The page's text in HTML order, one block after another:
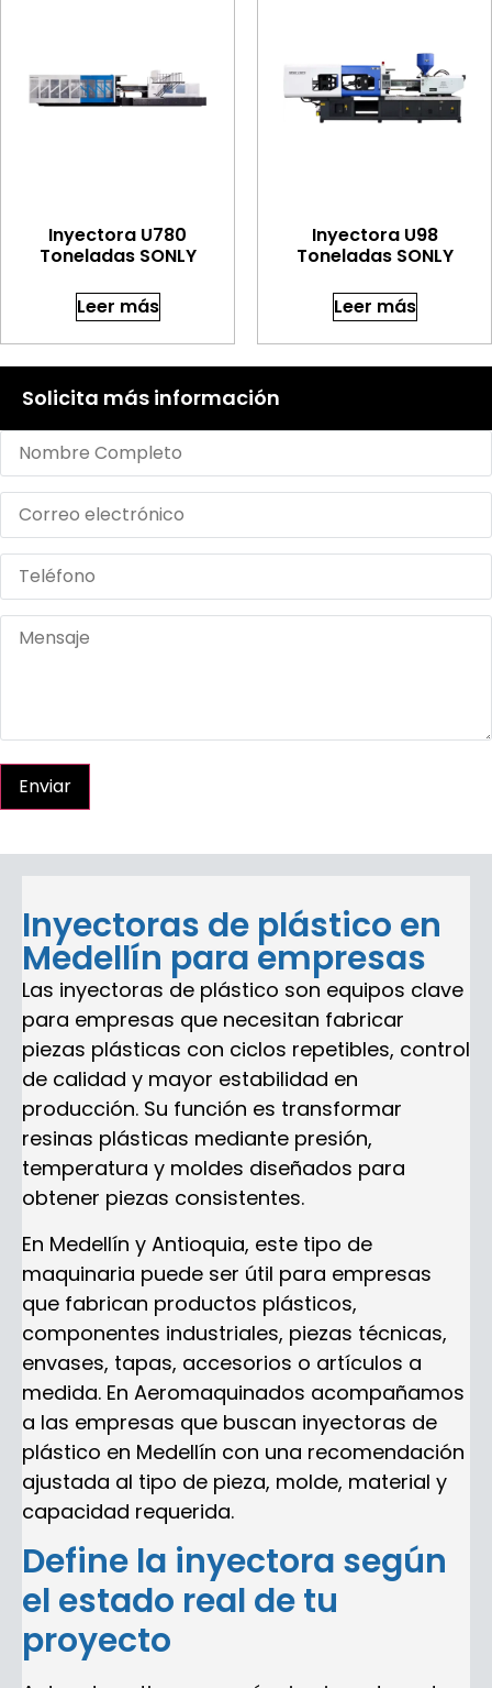
Inyectora U780
Toneladas SONLY
Leer más
Inyectora U98
Toneladas SONLY
Leer más
Solicita más información
Enviar
Inyectoras de plástico en
Medellín para empresas
Las inyectoras de plástico son equipos clave
para empresas que necesitan fabricar
piezas plásticas con ciclos repetibles, control
de calidad y mayor estabilidad en
producción. Su función es transformar
resinas plásticas mediante presión,
temperatura y moldes diseñados para
obtener piezas consistentes.
En Medellín y Antioquia, este tipo de
maquinaria puede ser útil para empresas
que fabrican productos plásticos,
componentes industriales, piezas técnicas,
envases, tapas, accesorios o artículos a
medida. En Aeromaquinados acompañamos
a las empresas que buscan inyectoras de
plástico en Medellín con una recomendación
ajustada al tipo de pieza, molde, material y
capacidad requerida.
Define la inyectora según
el estado real de tu
proyecto